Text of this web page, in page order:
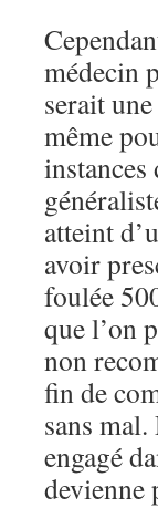
médecin
serait
même
atteint
avoir
foulée
que l’on
non
fin de
sans
engagé
devienne